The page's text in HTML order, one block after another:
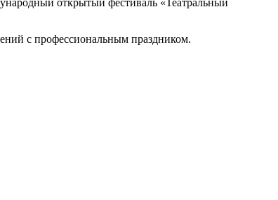
с профессиональным праздником.